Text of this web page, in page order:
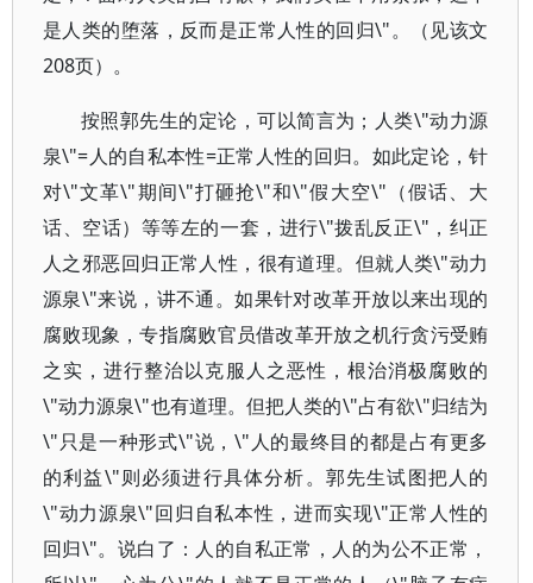
是人类的堕落，反而是正常人性的回归\"。（见该文
208页）。
按照郭先生的定论，可以简言为；人类\"动力源
泉\"=人的自私本性=正常人性的回归。如此定论，针
对\"文革\"期间\"打砸抢\"和\"假大空\"（假话、大
话、空话）等等左的一套，进行\"拨乱反正\"，纠正
人之邪恶回归正常人性，很有道理。但就人类\"动力
源泉\"来说，讲不通。如果针对改革开放以来出现的
腐败现象，专指腐败官员借改革开放之机行贪污受贿
之实，进行整治以克服人之恶性，根治消极腐败的
\"动力源泉\"也有道理。但把人类的\"占有欲\"归结为
\"只是一种形式\"说，\"人的最终目的都是占有更多
的利益\"则必须进行具体分析。郭先生试图把人的
\"动力源泉\"回归自私本性，进而实现\"正常人性的
回归\"。说白了：人的自私正常，人的为公不正常，